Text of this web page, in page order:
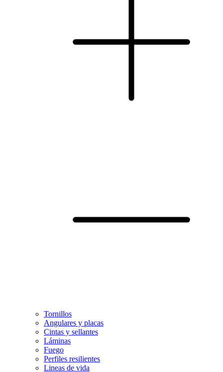
Tornillos
Angulares y placas
Cintas y sellantes
Láminas
Fuego
Perfiles resilientes
Lineas de vida